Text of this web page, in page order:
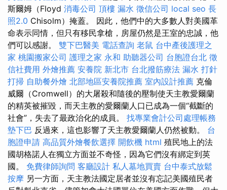
斯爾姆（Floyd 消毒公司 頂樓 漏水 徵信公司 local seo 長
照2.0 Chisolm）掩蓋。 因此，他們中的大多數人對美國革
命表示同情，但只有移民拿槍，房屋仍然是王室的忠誠，他
們可以感謝。 雙下巴醫美 電話查詢 老鼠 台中產後護理之
家 桃園搬家公司 護理之家 永和 助聽器公司 台胞證台北 徵
信社費用 外燴推薦 安養院 新北市 台北撥筋療法 漏水 打針
打掃 自助餐外燴 北部地區安養院推薦 室內設計推薦 克倫
威爾（Cromwell）的大屠殺和隨後的壓制使天主教愛爾蘭
的精英被摧毀，而天主教的愛爾蘭人口已成為一個“截斷的
社會”，失去了最政治化的成員。 找專業會計公司處理帳務
墊下巴 反過來，這也影響了天主教愛爾蘭人仍​​然被動。 台
胞證申請 高品質外燴餐飲選擇 開飲機 html 殖民地上的法
國胡格諾人在獨立方面並不奇怪，因為它們沒有綁定到英
國。 免費律師詢問 客廳設計 私人墓地買賣 台中泰式放鬆
按摩 另一方面，天主教法國定居者並沒有忘記美國殖民者